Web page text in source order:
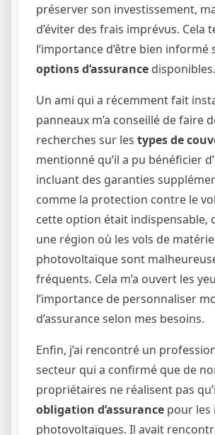
préserver son investissement,
d’éviter des frais imprévus. Cela
l’importance d’être bien informé
options d’assurance disponibles.
Un ami qui a récemment fait
panneaux m’a conseillé de faire
recherches sur les types de
mentionné qu’il a pu bénéficier
incluant des garanties
comme la protection contre le
cette option était indispensable,
une région où les vols de
photovoltaïque sont
fréquents. Cela m’a ouvert les
l’importance de personnaliser
d’assurance selon mes besoins.
Enfin, j’ai rencontré un
secteur qui a confirmé que de
propriétaires ne réalisent pas
obligation d’assurance pour les
photovoltaïques. Il avait